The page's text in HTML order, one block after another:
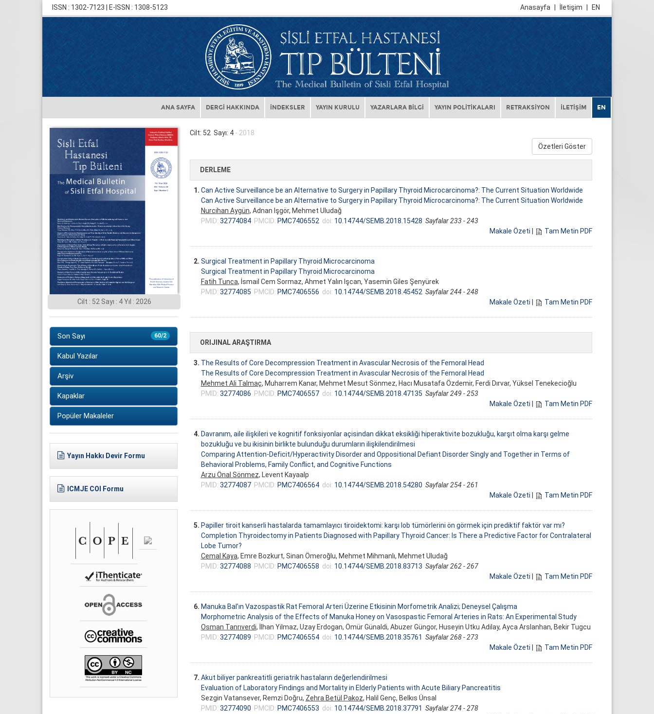
ISSN : 1302-7123 | E-ISSN : 1308-5123 EN
İletişim
Anasayfa
ANA SAYFA DERGİ HAKKINDA İNDEKSLER YAYIN KURULU YAZARLARA BİLGİ YAYIN POLİTİKALARI RETRAKSİYON İLETİŞİM EN
Cilt : 52 Sayı : 4 Yıl : 2026
60/2
Son Sayı
Kabul Yazılar
Arşiv
Kapaklar
Popüler Makaleler
Yayın Hakkı Devir Formu
ICMJE COI Formu
Cilt: 52 Sayı: 4- 2018
Özetleri Göster
DERLEME
1. Can Active Surveillance be an Alternative to Surgery in Papillary Thyroid Microcarcinoma?: The Current Situation Worldwide
Can Active Surveillance be an Alternative to Surgery in Papillary Thyroid Microcarcinoma?: The Current Situation Worldwide
Nurcihan Aygün, Adnan Işgör, Mehmet Uludağ
PMID: 32774084 PMCID: PMC7406552 doi: 10.14744/SEMB.2018.15428 Sayfalar 233 - 243
Makale Özeti
Tam Metin PDF
2. Surgical Treatment in Papillary Thyroid Microcarcinoma
Surgical Treatment in Papillary Thyroid Microcarcinoma
Fatih Tunca, İsmail Cem Sormaz, Ahmet Yalın Işcan, Yasemin Giles Şenyürek
PMID: 32774085 PMCID: PMC7406556 doi: 10.14744/SEMB.2018.45452 Sayfalar 244 - 248
Makale Özeti
Tam Metin PDF
ORIJINAL ARAŞTIRMA
3. The Results of Core Decompression Treatment in Avascular Necrosis of the Femoral Head
The Results of Core Decompression Treatment in Avascular Necrosis of the Femoral Head
Mehmet Ali Talmaç, Muharrem Kanar, Mehmet Mesut Sönmez, Hacı Musatafa Özdemir, Ferdi Dırvar, Yüksel Tenekecioğlu
PMID: 32774086 PMCID: PMC7406557 doi: 10.14744/SEMB.2018.47135 Sayfalar 249 - 253
Makale Özeti
Tam Metin PDF
4. Davranım, aile ilişkileri ve kognitif fonksiyonlar açisindan dikkat eksikliği hiperaktivite bozukluğu, karşıt olma karşı gelme
bozukluğu ve bu ikisinin birlikte bulunduğu durumların ilişkilendirilmesi
Comparing Attention-Deficit/Hyperactivity Disorder and Oppositional Defiant Disorder Singly and Together in Terms of
Behavioral Problems, Family Conflict, and Cognitive Functions
Arzu Önal Sönmez, Levent Kayaalp
PMID: 32774087 PMCID: PMC7406564 doi: 10.14744/SEMB.2018.54280 Sayfalar 254 - 261
Makale Özeti
Tam Metin PDF
5. Papiller tiroit kanserli hastalarda tamamlayıcı tiroidektomi: karşı lob tümörlerini ön görmek için prediktif faktör var mı?
Completion Thyroidectomy in Patients Diagnosed with Papillary Thyroid Cancer: Is There a Predictive Factor for Contralateral
Lobe Tumor?
Cemal Kaya, Emre Bozkurt, Sinan Ömeroğlu, Mehmet Mihmanlı, Mehmet Uludağ
PMID: 32774088 PMCID: PMC7406558 doi: 10.14744/SEMB.2018.83713 Sayfalar 262 - 267
Makale Özeti
Tam Metin PDF
6. Manuka Bal’ın Vazospastik Rat Femoral Arteri Üzerine Etkisinin Morfometrik Analizi; Deneysel Çalışma
Morphometric Analysis of the Effects of Manuka Honey on Vasospastic Femoral Arteries in Rats: An Experimental Study
Osman Tanrıverdi, İlhan Yilmaz, Uzay Erdogan, Ömür Günaldi, Abuzer Güngor, Huseyin Utku Adilay, Ayca Arslanhan, Bekir Tugcu
PMID: 32774089 PMCID: PMC7406554 doi: 10.14744/SEMB.2018.35761 Sayfalar 268 - 273
Makale Özeti
Tam Metin PDF
7. Akut biliyer pankreatitli geriatrik hastaların değerlendirilmesi
Evaluation of Laboratory Findings and Mortality in Elderly Patients with Acute Biliary Pancreatitis
Sezgin Vatansever, Remzi Doğru, Zehra Betül Pakoz, Halil Genç, Belkıs Ünsal
PMID: 32774090 PMCID: PMC7406553 doi: 10.14744/SEMB.2018.37791 Sayfalar 274 - 278